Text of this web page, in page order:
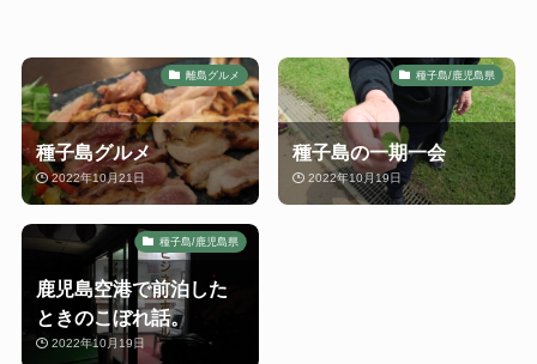
離島グルメ
種子島グルメ
2022年10月21日
種子島/鹿児島県
種子島の一期一会
2022年10月19日
種子島/鹿児島県
鹿児島空港で前泊した
ときのこぼれ話。
2022年10月19日